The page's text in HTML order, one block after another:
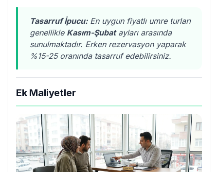
Tasarruf İpucu:En uygun fiyatlı umre turları
genellikle Kasım-Şubatayları arasında
sunulmaktadır. Erken rezervasyon yaparak
%15-25 oranında tasarruf edebilirsiniz.
Ek Maliyetler